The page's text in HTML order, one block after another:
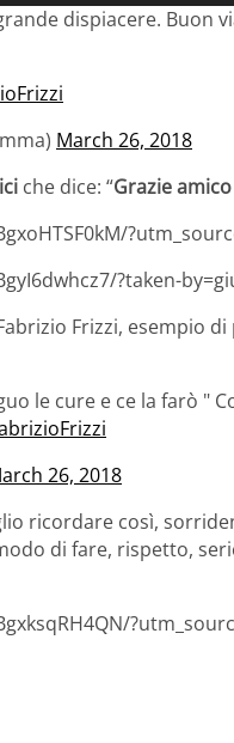
dispiacere. Buon
March 26, 2018
che dice: “Grazie
?taken-
Frizzi, esempio
le cure e ce la farò "
26, 2018
ricordare così,
di fare, rispetto,